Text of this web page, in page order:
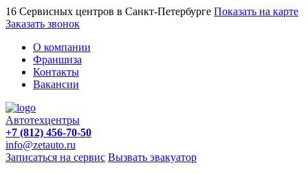
16 Сервисных центров в Санкт-Петербурге Показать на карте
Заказать звонок
О компании
Франшиза
Контакты
Вакансии
Автотехцентры
+7 (812) 456-70-50
info@zetauto.ru
Записаться на сервис Вызвать эвакуатор